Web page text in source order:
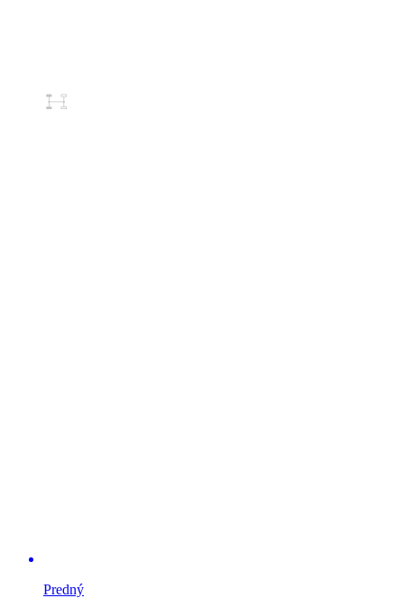
Predný